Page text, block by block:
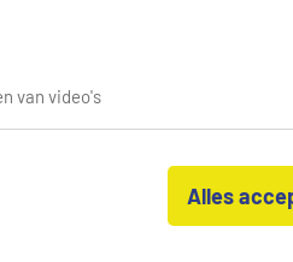
van video's
Alles